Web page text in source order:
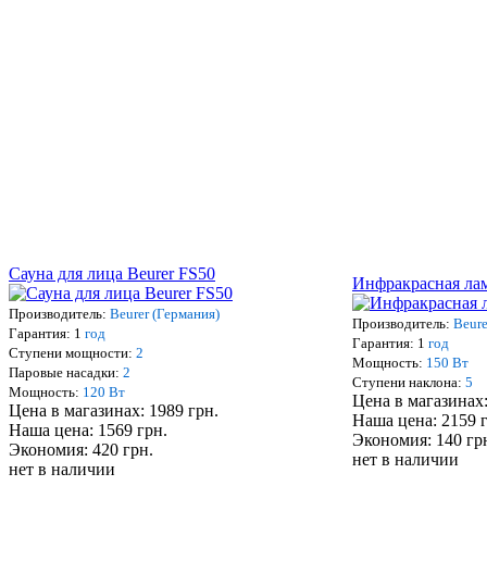
Сауна для лица Beurer FS50
Производитель: Beurer (Германия)
Гарантия: 1 год
Ступени мощности: 2
Паровые насадки: 2
Мощность: 120 Вт
Цена в магазинах: 1989 грн.
Наша цена: 1569 грн.
Экономия: 420 грн.
нет в наличии
Инфракрасная
Производитель:
Гарантия: 1 год
Мощность: 150 Вт
Ступени наклона: 5
Цена в
Наша цена: 2159
Экономия: 140
нет в наличии